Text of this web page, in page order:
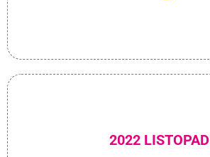
2022 LISTOPAD